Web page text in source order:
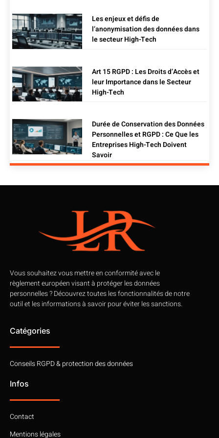
Les enjeux et défis de
l’anonymisation des données dans
le secteur High-Tech
Art 15 RGPD : Les Droits d’Accès et
leur Importance dans le Secteur
High-Tech
Durée de Conservation des Données
Personnelles et RGPD : Ce Que les
Entreprises High-Tech Doivent
Savoir
Vous souhaitez vous mettre en conformité avec le
règlement européen visant à protéger les données
personnelles ? Découvrez toutes les fonctionnalités de notre
outil et les informations à savoir pour éviter les sanctions.
Catégories
Conseils RGPD & protection des données
Infos
Contact
Mentions légales